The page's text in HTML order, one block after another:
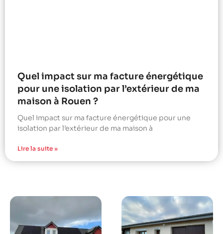
Quel impact sur ma facture énergétique
pour une isolation par l’extérieur de ma
maison à Rouen ?
Quel impact sur ma facture énergétique pour une
isolation par l’extérieur de ma maison à
Lire la suite »